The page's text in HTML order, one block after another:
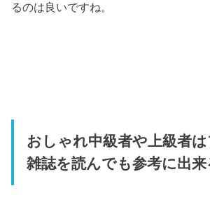
るのは良いですね。
おしゃれ中級者や上級者
雑誌を読んでも参考に出来